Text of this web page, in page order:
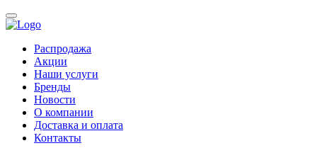
Распродажа
Акции
Наши услуги
Бренды
Новости
О компании
Доставка и оплата
Контакты